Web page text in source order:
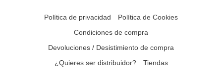
Política de privacidad
Política de Cookies
Condiciones de compra
Devoluciones / Desistimiento de compra
¿Quieres ser distribuidor?
Tiendas